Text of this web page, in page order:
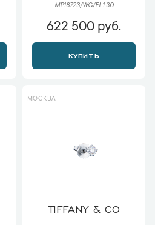
MP18723/WG/FL1.30
622 500 руб.
КУПИТЬ
МОСКВА
TIFFANY & CO